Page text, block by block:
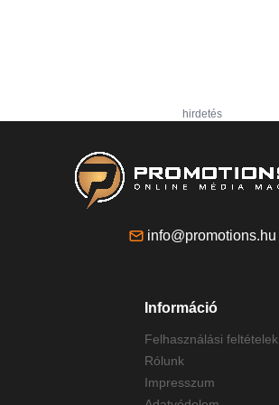
hirdetés
info@promotions.hu
Információ
Felhasználási feltételek
Rólunk
Impresszum